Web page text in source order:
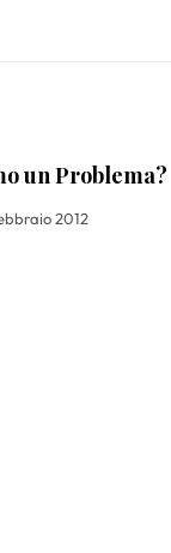
un Problema?
2012